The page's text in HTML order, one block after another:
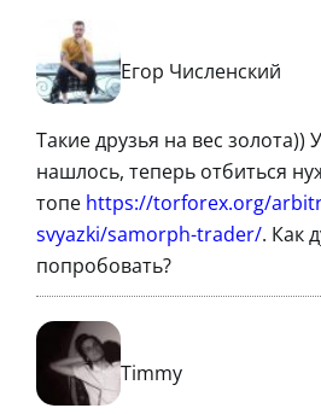
Егор Численский
Такие друзья на вес золота))
нашлось, теперь отбиться
топе https://torforex.org/
svyazki/samorph-trader/. Как
попробовать?
Timmy